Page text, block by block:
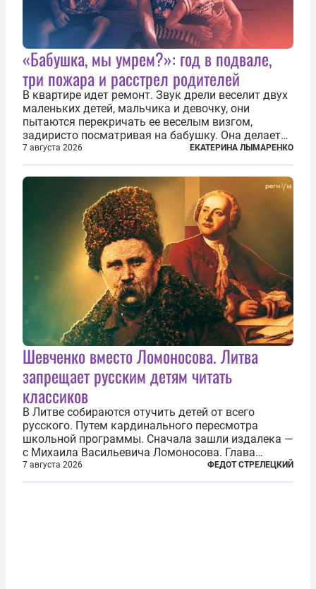
«Бабушка, мы умрем?»: год в подвале,
три пожара и расстрел родителей
В квартире идет ремонт. Звук дрели веселит двух
маленьких детей, мальчика и девочку, они
пытаются перекричать ее веселым визгом,
задиристо посматривая на бабушку. Она делает
им замечание, но внуки чувствуют, что она
сердится невсерьез. И это правда: дрель, конечно,
сверлит противно, но всё...
7 августа 2026 ЕКАТЕРИНА ЛЫМАРЕНКО
Шевченко вместо Ломоносова. Литва
запрещает русским детям читать
классиков
В Литве собираются отучить детей от всего
русского. Путем кардинального пересмотра
школьной программы. Сначала зашли издалека —
с Михаила Васильевича Ломоносова. Глава
правительства Литвы Миндаугас Синкявичюс
предложил исключить его тексты из программ
7 августа 2026 ФЕДОТ СТРЕЛЕЦКИЙ